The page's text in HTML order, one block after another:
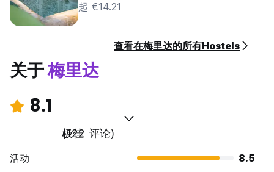
起 €14.21
查看在梅里达的所有Hostels
关于梅里达
8.1
极佳
(122 评论)
活动
8.5